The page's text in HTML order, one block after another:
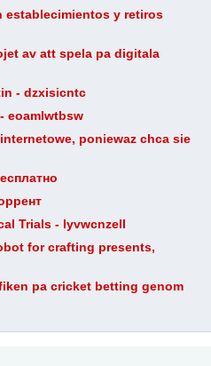
establecimientos y retiros
av att spela pa digitala
- dzxisicntc
eoamlwtbsw
poniewaz chca sie
Trials - lyvwcnzell
for crafting presents,
pa cricket betting genom